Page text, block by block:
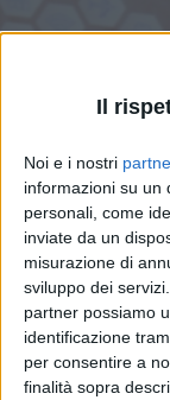
Il
Noi e i nostri
informazioni su un
personali, come
inviate da un
misurazione di
sviluppo dei servizi.
partner possiamo
identificazione
per consentire a
finalità sopra
ECONOMIA 19